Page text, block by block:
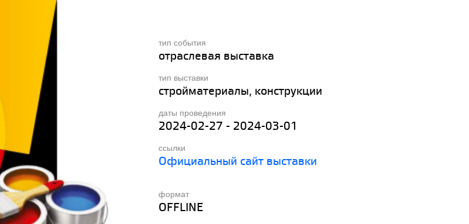
тип события
отраслевая выставка
тип выставки
стройматериалы, конструкции
даты проведения
2024-02-27 - 2024-03-01
ссылки
Официальный сайт выставки
формат
OFFLINE